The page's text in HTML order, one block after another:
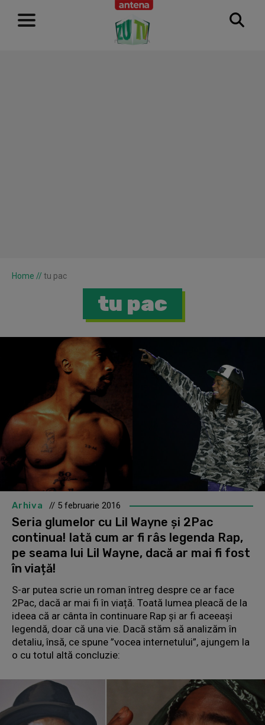
RECLAMĂ
Home // tu pac
tu pac
Arhiva // 5 februarie 2016
Seria glumelor cu Lil Wayne și 2Pac
continua! Iată cum ar fi râs legenda Rap,
pe seama lui Lil Wayne, dacă ar mai fi fost
în viață!
S-ar putea scrie un roman întreg despre ce ar face
2Pac, dacă ar mai fi în viață. Toată lumea pleacă de la
ideea că ar cânta în continuare Rap și ar fi aceeași
legendă, doar că una vie. Dacă stăm să analizăm în
detaliu, însă, ce spune ”vocea internetului”, ajungem la
o cu totul altă concluzie: